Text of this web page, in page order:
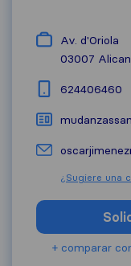
Av. d'Oriola
03007
624406460
¿Sugiere una
+ comparar